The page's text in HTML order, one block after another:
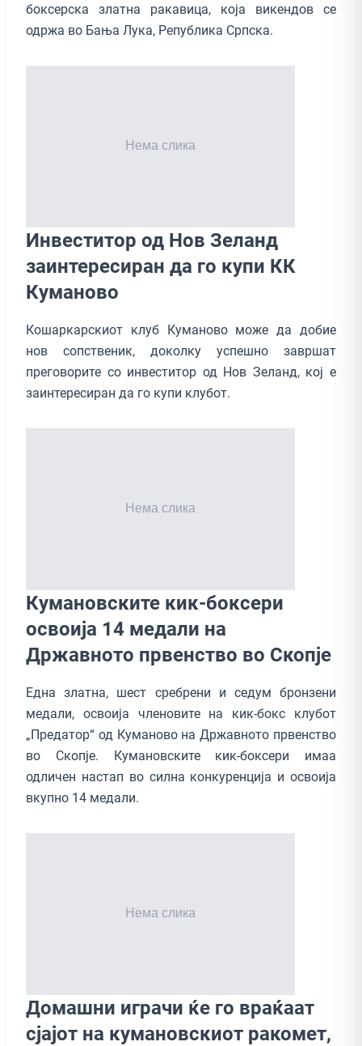
боксерска златна ракавица, која викендов се
одржа во Бања Лука, Република Српска.
Инвеститор од Нов Зеланд
заинтересиран да го купи КК
Куманово
Кошаркарскиот клуб Куманово може да добие
нов сопственик, доколку успешно завршат
преговорите со инвеститор од Нов Зеланд, кој е
заинтересиран да го купи клубот.
Кумановските кик-боксери
освоија 14 медали на
Државното првенство во Скопје
Една златна, шест сребрени и седум бронзени
медали, освоија членовите на кик-бокс клубот
„Предатор“ од Куманово на Државното првенство
во Скопје. Кумановските кик-боксери имаа
одличен настап во силна конкуренција и освоија
вкупно 14 медали.
Домашни играчи ќе го враќаат
сјајот на кумановскиот ракомет,